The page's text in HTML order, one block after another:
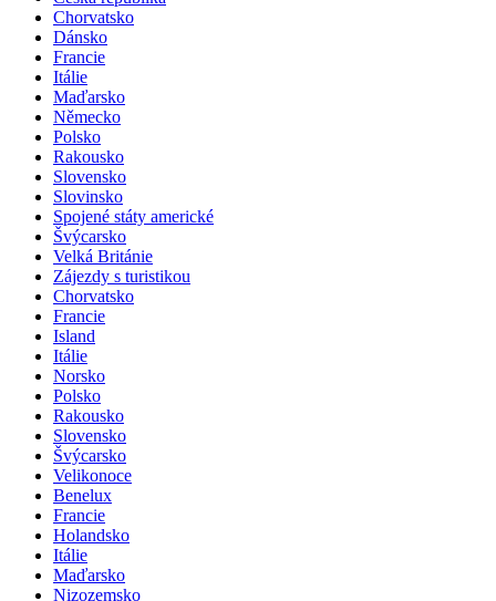
Chorvatsko
Dánsko
Francie
Itálie
Maďarsko
Německo
Polsko
Rakousko
Slovensko
Slovinsko
Spojené státy americké
Švýcarsko
Velká Británie
Zájezdy s turistikou
Chorvatsko
Francie
Island
Itálie
Norsko
Polsko
Rakousko
Slovensko
Švýcarsko
Velikonoce
Benelux
Francie
Holandsko
Itálie
Maďarsko
Nizozemsko